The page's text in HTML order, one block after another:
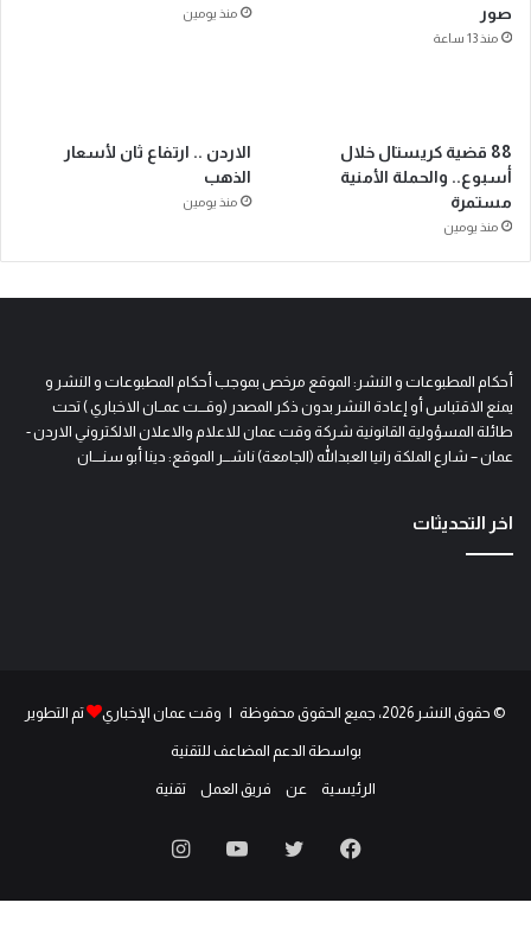
صور
منذ 13 ساعة
منذ يومين
88 قضية كريستال خلال
أسبوع.. والحملة الأمنية
مستمرة
منذ يومين
الاردن .. ارتفاع ثان لأسعار
الذهب
منذ يومين
أحكام المطبوعات و النشر: الموقع مرخص بموجب أحكام المطبوعات و النشر و
يمنع الاقتباس أو إعادة النشر بدون ذكر المصدر (وقـــت عمــان الاخباري ) تحت
طائلة المسؤولية القانونية شركة وقت عمان للاعلام والاعلان الالكتروني الاردن -
عمان – شارع الملكة رانيا العبدالله (الجامعة) ناشـــر الموقع: دينا أبو سنــــان
اخر التحديثات
© حقوق النشر 2026، جميع الحقوق محفوظة | وقت عمان الإخباري تم التطوير
بواسطة الدعم المضاعف للتقنية
الرئيسية عن فريق العمل تقنية